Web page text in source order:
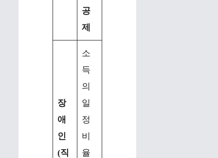
공
제
장
애
인
(직
소
득
의
일
정
비
율